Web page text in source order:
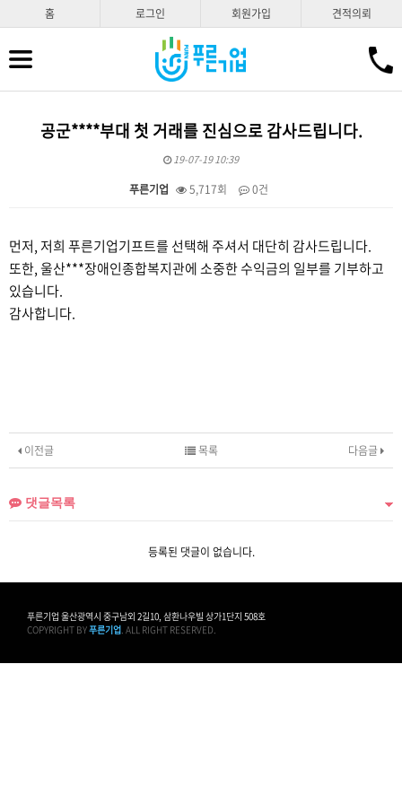
홈 로그인 회원가입 견적의뢰
공군****부대 첫 거래를 진심으로 감사드립니다.
19-07-19 10:39
푸른기업 5,717회 0건
먼저, 저희 푸른기업기프트를 선택해 주셔서 대단히 감사드립니다.
또한, 울산***장애인종합복지관에 소중한 수익금의 일부를 기부하고
있습니다.
감사합니다.
이전글 다음글
목록
댓글목록
등록된 댓글이 없습니다.
푸른기업 울산광역시 중구남외 2길10, 삼환나우빌 상가1단지 508호
COPYRIGHT BY푸른기업. ALL RIGHT RESERVED.